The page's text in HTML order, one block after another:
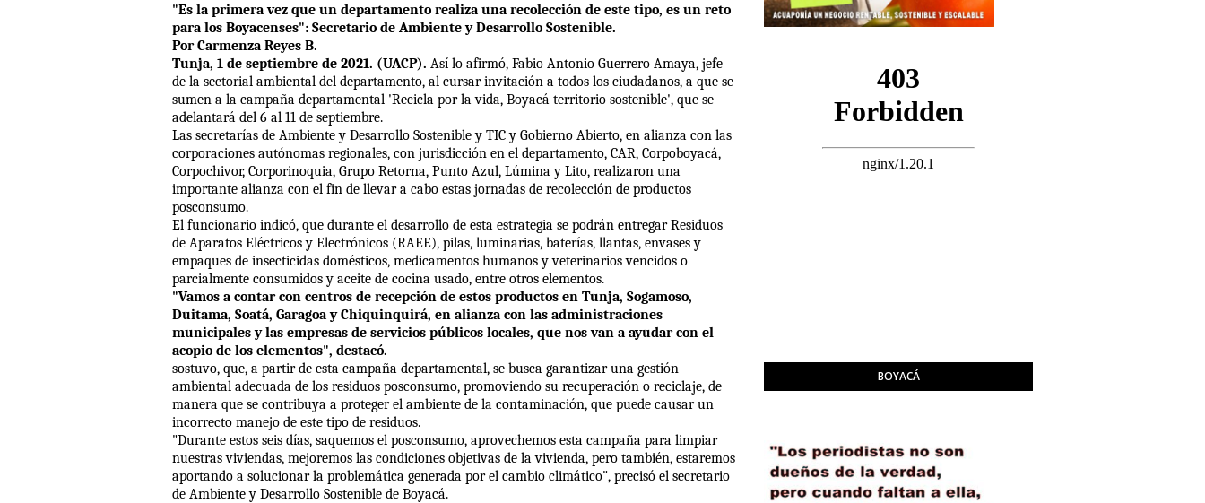
"Es la primera vez que un departamento realiza una recolección de este tipo, es un reto
para los Boyacenses": Secretario de Ambiente y Desarrollo Sostenible.
Por Carmenza Reyes B.
Tunja, 1 de septiembre de 2021. (UACP). Así lo afirmó, Fabio Antonio Guerrero Amaya, jefe
de la sectorial ambiental del departamento, al cursar invitación a todos los ciudadanos, a que se
sumen a la campaña departamental 'Recicla por la vida, Boyacá territorio sostenible', que se
adelantará del 6 al 11 de septiembre.
Las secretarías de Ambiente y Desarrollo Sostenible y TIC y Gobierno Abierto, en alianza con las
corporaciones autónomas regionales, con jurisdicción en el departamento, CAR, Corpoboyacá,
Corpochivor, Corporinoquia, Grupo Retorna, Punto Azul, Lúmina y Lito, realizaron una
importante alianza con el fin de llevar a cabo estas jornadas de recolección de productos
posconsumo.
El funcionario indicó, que durante el desarrollo de esta estrategia se podrán entregar Residuos
de Aparatos Eléctricos y Electrónicos (RAEE), pilas, luminarias, baterías, llantas, envases y
empaques de insecticidas domésticos, medicamentos humanos y veterinarios vencidos o
parcialmente consumidos y aceite de cocina usado, entre otros elementos.
"Vamos a contar con centros de recepción de estos productos en Tunja, Sogamoso,
Duitama, Soatá, Garagoa y Chiquinquirá, en alianza con las administraciones
municipales y las empresas de servicios públicos locales, que nos van a ayudar con el
acopio de los elementos", destacó.
sostuvo, que, a partir de esta campaña departamental, se busca garantizar una gestión
ambiental adecuada de los residuos posconsumo, promoviendo su recuperación o reciclaje, de
manera que se contribuya a proteger el ambiente de la contaminación, que puede causar un
incorrecto manejo de este tipo de residuos.
"Durante estos seis días, saquemos el posconsumo, aprovechemos esta campaña para limpiar
nuestras viviendas, mejoremos las condiciones objetivas de la vivienda, pero también, estaremos
aportando a solucionar la problemática generada por el cambio climático", precisó el secretario
de Ambiente y Desarrollo Sostenible de Boyacá.
BOYACÁ